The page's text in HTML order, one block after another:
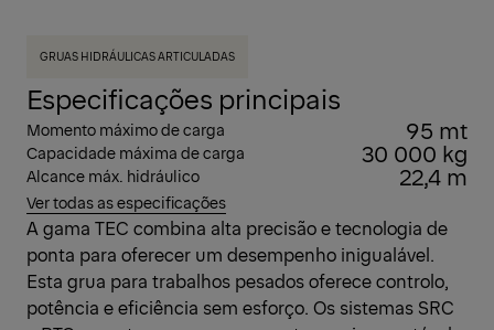
GRUAS HIDRÁULICAS ARTICULADAS
Especificações principais
Momento máximo de carga 95 mt
Capacidade máxima de carga 30 000 kg
Alcance máx. hidráulico 22,4 m
Ver todas as especificações
A gama TEC combina alta precisão e tecnologia de
ponta para oferecer um desempenho inigualável.
Esta grua para trabalhos pesados oferece controlo,
potência e eficiência sem esforço. Os sistemas SRC